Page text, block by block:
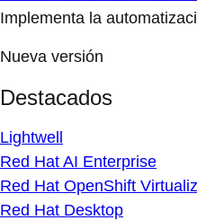
Implementa la
Nueva versión
Destacados
Lightwell
Red Hat AI Enterprise
Red Hat OpenShift
Red Hat Desktop